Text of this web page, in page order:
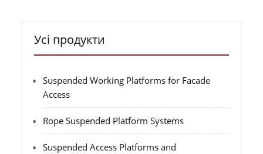
Усі продукти
Suspended Working Platforms for Facade
Access
Rope Suspended Platform Systems
Suspended Access Platforms and